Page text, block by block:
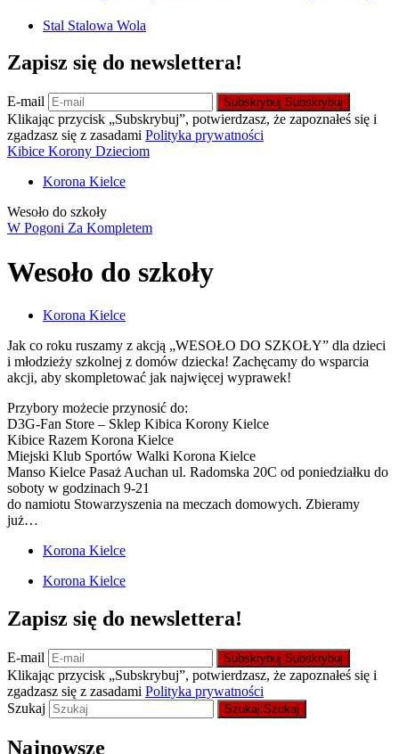
Stal Stalowa Wola
Zapisz się do newslettera!
E-mail Subskrybuj Subskrybuj
Klikając przycisk „Subskrybuj”, potwierdzasz, że zapoznałeś się i
zgadzasz się z zasadami Polityka prywatności
Kibice Korony Dzieciom
Korona Kielce
Wesoło do szkoły
W Pogoni Za Kompletem
Wesoło do szkoły
Korona Kielce
Jak co roku ruszamy z akcją „WESOŁO DO SZKOŁY” dla dzieci
i młodzieży szkolnej z domów dziecka! Zachęcamy do wsparcia
akcji, aby skompletować jak najwięcej wyprawek!
Przybory możecie przynosić do:
D3G-Fan Store – Sklep Kibica Korony Kielce
Kibice Razem Korona Kielce
Miejski Klub Sportów Walki Korona Kielce
Manso Kielce Pasaż Auchan ul. Radomska 20C od poniedziałku do
soboty w godzinach 9-21
do namiotu Stowarzyszenia na meczach domowych. Zbieramy
już…
Korona Kielce
Korona Kielce
Zapisz się do newslettera!
E-mail Subskrybuj Subskrybuj
Klikając przycisk „Subskrybuj”, potwierdzasz, że zapoznałeś się i
zgadzasz się z zasadami Polityka prywatności
Szukaj
Szukaj Szukaj
Najnowsze